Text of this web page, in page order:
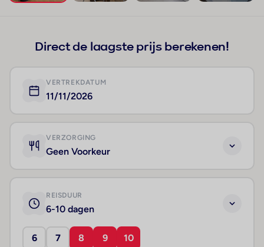
Direct de laagste prijs berekenen!
VERTREKDATUM
11/11/2026
VERZORGING
Geen Voorkeur
REISDUUR
6-10 dagen
6 7 8 9 10